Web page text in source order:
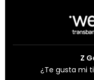
Z
¿Te gusta mi